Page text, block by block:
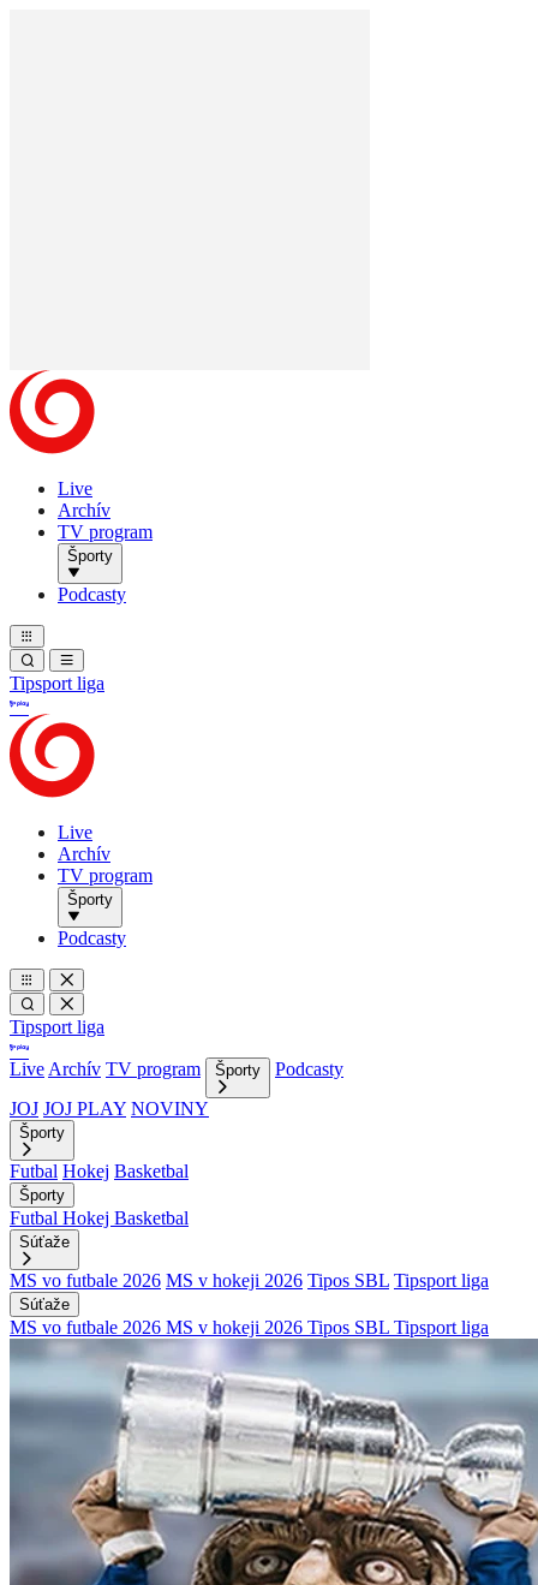
Live
Archív
TV program
Športy
Podcasty
Tipsport liga
Live
Archív
TV program
Športy
Podcasty
Tipsport liga
Live Archív TV program Športy
Podcasty
JOJ JOJ PLAY NOVINY
Športy
Futbal Hokej Basketbal
Športy
Futbal Hokej Basketbal
Súťaže
MS vo futbale 2026 MS v hokeji 2026 Tipos SBL Tipsport liga
Súťaže
MS vo futbale 2026 MS v hokeji 2026 Tipos SBL Tipsport liga